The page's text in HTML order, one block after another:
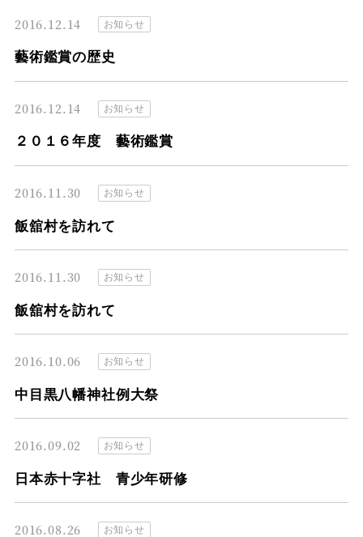
2016.12.14 お知らせ
藝術鑑賞の歴史
2016.12.14 お知らせ
２０１６年度 藝術鑑賞
2016.11.30 お知らせ
飯舘村を訪れて
2016.11.30 お知らせ
飯舘村を訪れて
2016.10.06 お知らせ
中目黒八幡神社例大祭
2016.09.02 お知らせ
日本赤十字社 青少年研修
2016.08.26 お知らせ